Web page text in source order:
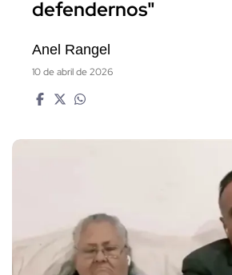
defendernos"
Anel Rangel
10 de abril de 2026